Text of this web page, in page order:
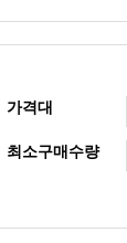
가격대
최소구매수량